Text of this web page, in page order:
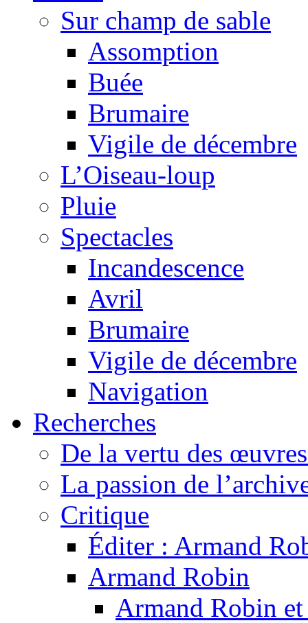
Sur champ de sable
Assomption
Buée
Brumaire
Vigile de décembre
L’Oiseau-loup
Pluie
Spectacles
Incandescence
Avril
Brumaire
Vigile de décembre
Navigation
Recherches
De la vertu des
La passion de
Critique
Éditer : Armand
Armand Robin
Armand Robin